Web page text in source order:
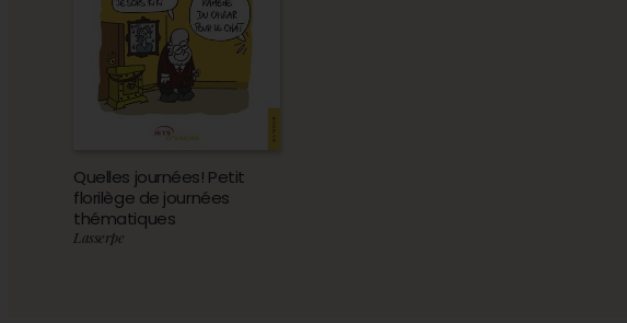
Quelles journées! Petit
florilège de journées
thématiques
Lasserpe